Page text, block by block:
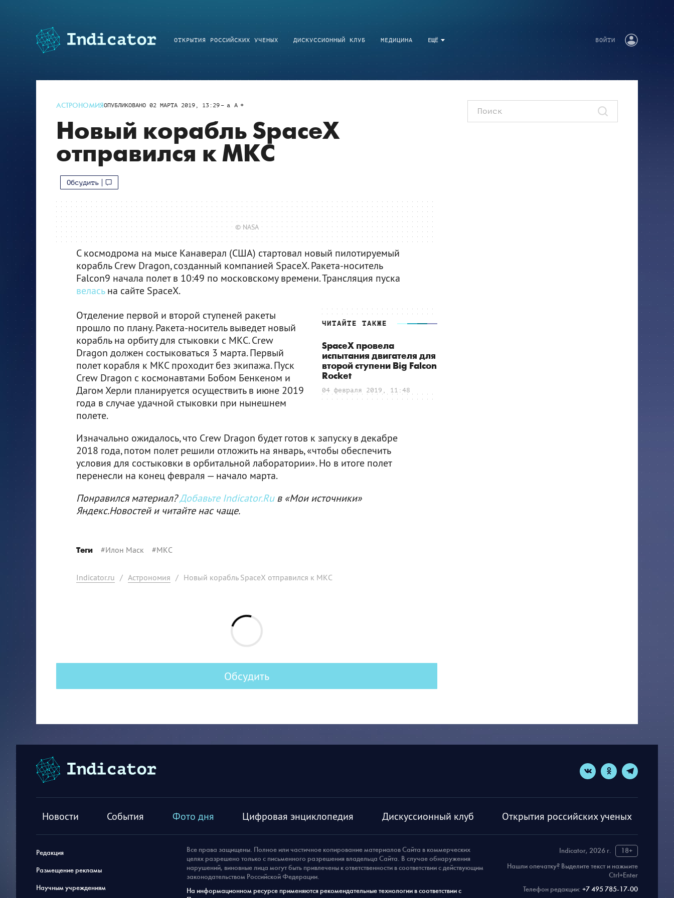
ЕЩЁ
ОТКРЫТИЯ РОССИЙСКИХ УЧЕНЫХ ДИСКУССИОННЫЙ КЛУБ МЕДИЦИНА ВОЙТИ
АСТРОНОМИЯОПУБЛИКОВАНО 02 МАРТА 2019, 13:29 a A
Новый корабль SpaceX
отправился к МКС
Обсудить
© NASA
С космодрома на мысе Канаверал (США) стартовал новый пилотируемый
корабль Crew Dragon, созданный компанией SpaceX. Ракета-носитель
Falcon9 начала полет в 10:49 по московскому времени. Трансляция пуска
веласьна сайте SpaceX.
ЧИТАЙТЕ ТАКЖЕ
SpaceX провела
испытания двигателя для
второй ступени Big Falcon
Rocket
04 февраля 2019, 11:48
Отделение первой и второй ступеней ракеты
прошло по плану. Ракета-носитель выведет новый
корабль на орбиту для стыковки с МКС. Crew
Dragon должен состыковаться 3 марта. Первый
полет корабля к МКС проходит без экипажа. Пуск
Crew Dragon с космонавтами Бобом Бенкеном и
Дагом Херли планируется осуществить в июне 2019
года в случае удачной стыковки при нынешнем
полете.
Изначально ожидалось, что Crew Dragon будет готов к запуску в декабре
2018 года, потом полет решили отложить на январь, «чтобы обеспечить
условия для состыковки в орбитальной лаборатории». Но в итоге полет
перенесли на конец февраля — начало марта.
Понравился материал?Добавьте Indicator.Ruв «Мои источники»
Яндекс.Новостей и читайте нас чаще.
Теги #Илон Маск #МКС
Indicator.ru / Астрономия / Новый корабль SpaceX отправился к МКС
Обсудить
Новости События Фото дня Цифровая энциклопедия Дискуссионный клуб Открытия российских ученых
Редакция
Размещение рекламы
Научным учреждениям
Indicator, 2026 г.
18+
Нашли опечатку? Выделите текст и нажмите
Ctrl+Enter
Телефон редакции: +7 495 785-17-00
Все права защищены. Полное или частичное копирование материалов Сайта в коммерческих
целях разрешено только с письменного разрешения владельца Сайта. В случае обнаружения
нарушений, виновные лица могут быть привлечены к ответственности в соответствии с действующим
законодательством Российской Федерации.
На информационном ресурсе применяются рекомендательные технологии в соответствии с